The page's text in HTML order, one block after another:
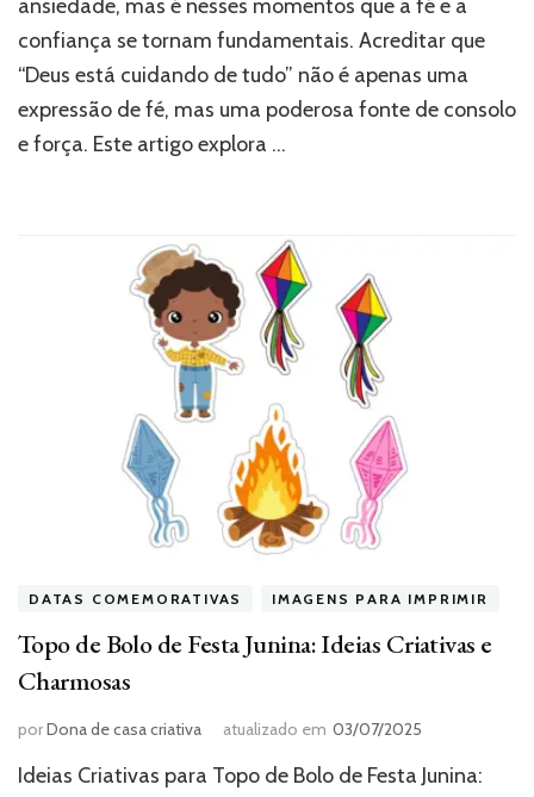
ansiedade, mas é nesses momentos que a fé e a
confiança se tornam fundamentais. Acreditar que
“Deus está cuidando de tudo” não é apenas uma
expressão de fé, mas uma poderosa fonte de consolo
e força. Este artigo explora …
DATAS COMEMORATIVAS IMAGENS PARA IMPRIMIR
Topo de Bolo de Festa Junina: Ideias Criativas e
Charmosas
porDona de casa criativa atualizado em 03/07/2025
Ideias Criativas para Topo de Bolo de Festa Junina: